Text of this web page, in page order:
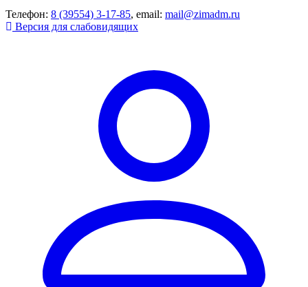
Телефон: 8 (39554) 3-17-85, email: mail@zimadm.ru
Версия для слабовидящих